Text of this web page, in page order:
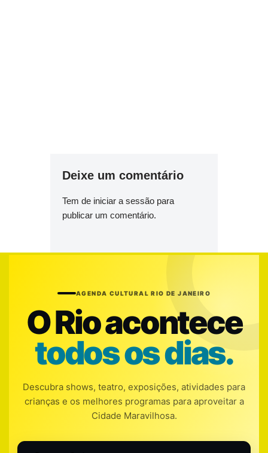
Deixe um comentário
Tem de iniciar a sessão para
publicar um comentário.
AGENDA CULTURAL RIO DE JANEIRO
O Rio acontece
todos os dias.
Descubra shows, teatro, exposições, atividades para
crianças e os melhores programas para aproveitar a
Cidade Maravilhosa.